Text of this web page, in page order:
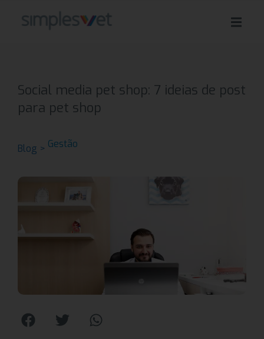
Social media pet shop: 7 ideias de post
para pet shop
Blog > Gestão